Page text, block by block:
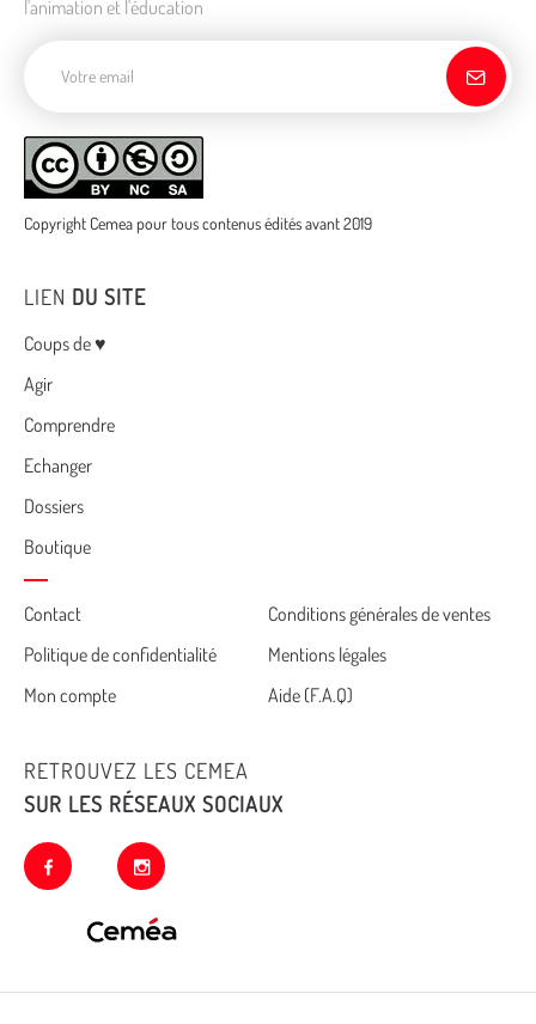
l'animation et l'éducation
Copyright Cemea pour tous contenus édités avant 2019
LIEN DU SITE
Menu
Coups de ♥
Agir
Comprendre
Echanger
Dossiers
Boutique
Cemea
footer
Contact
Conditions générales de ventes
Politique de confidentialité
Mentions légales
Mon compte
Aide (F.A.Q)
RETROUVEZ LES CEMEA
SUR LES RÉSEAUX SOCIAUX
facebook instagram